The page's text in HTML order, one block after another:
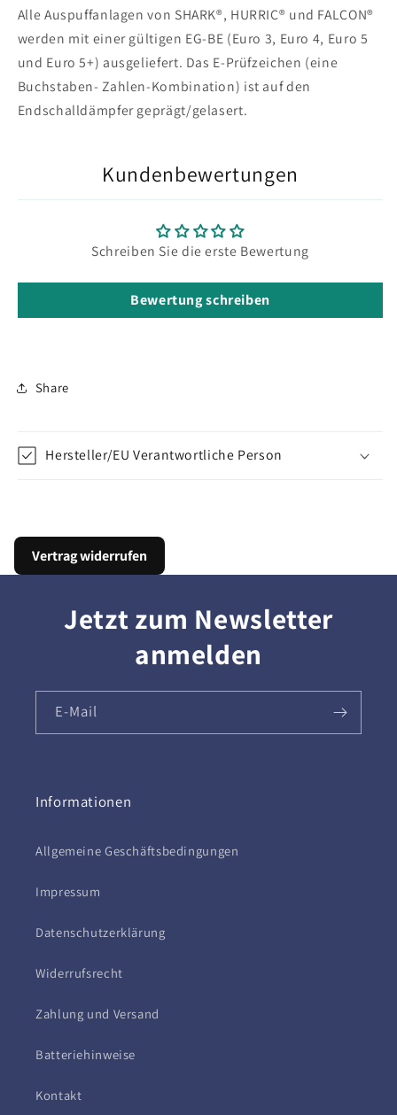
Alle Auspuffanlagen von SHARK®, HURRIC® und FALCON®
werden mit einer gültigen EG-BE (Euro 3, Euro 4, Euro 5
und Euro 5+) ausgeliefert. Das E-Prüfzeichen (eine
Buchstaben- Zahlen-Kombination) ist auf den
Endschalldämpfer geprägt/gelasert.
Kundenbewertungen
Schreiben Sie die erste Bewertung
Bewertung schreiben
Share
Hersteller/EU Verantwortliche Person
Vertrag widerrufen
Jetzt zum Newsletter
anmelden
E-Mail
Informationen
Allgemeine Geschäftsbedingungen
Impressum
Datenschutzerklärung
Widerrufsrecht
Zahlung und Versand
Batteriehinweise
Kontakt